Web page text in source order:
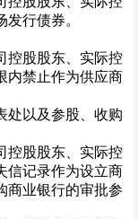
行债券。
股股东、实际控
内禁止作为供应商
以及参股、收购
股股东、实际控
信记录作为设立商
商业银行的审批参